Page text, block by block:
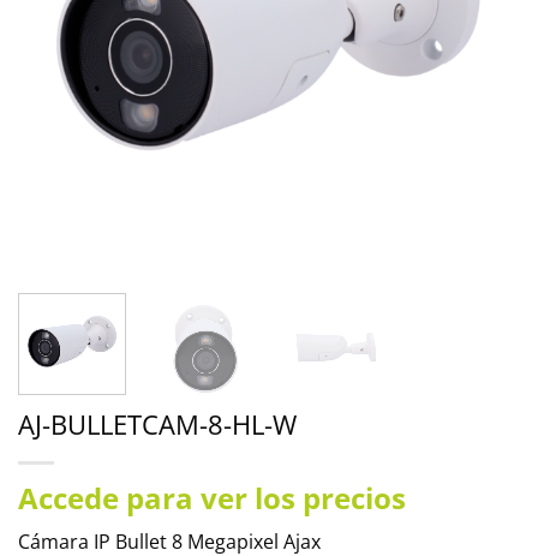
AJ-BULLETCAM-8-HL-W
Accede para ver los precios
Cámara IP Bullet 8 Megapixel Ajax